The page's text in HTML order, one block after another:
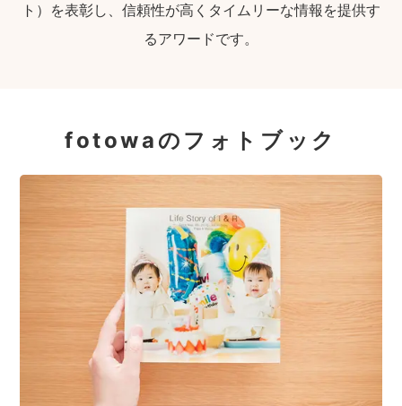
ト）を表彰し、信頼性が高くタイムリーな情報を提供す
るアワードです。
fotowaのフォトブック